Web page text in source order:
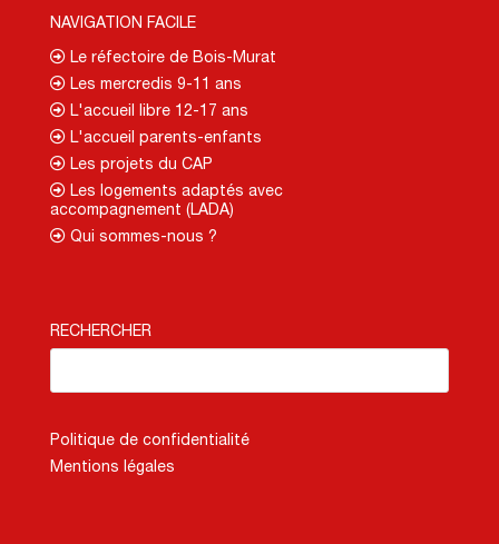
NAVIGATION FACILE
Le réfectoire de Bois-Murat
Les mercredis 9-11 ans
L'accueil libre 12-17 ans
L'accueil parents-enfants
Les projets du CAP
Les logements adaptés avec
accompagnement (LADA)
Qui sommes-nous ?
RECHERCHER
Politique de confidentialité
Mentions légales